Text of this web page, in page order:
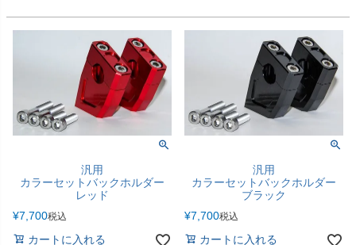
汎用
カラーセットバックホルダー
レッド
¥7,700税込
カートに入れる
汎用
カラーセットバックホルダー
ブラック
¥7,700税込
カートに入れる